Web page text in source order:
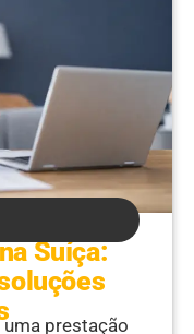
Suíça:
prestação